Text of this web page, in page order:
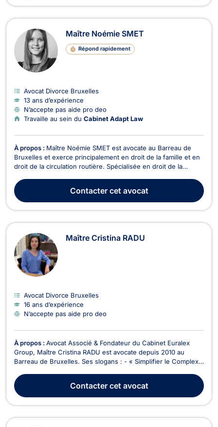
Maître Noémie SMET
Répond rapidement
Avocat Divorce Bruxelles
13 ans d’expérience
N’accepte pas aide pro deo
Travaille au sein du Cabinet Adapt Law
À propos : Maître Noémie SMET est avocate au Barreau de
Bruxelles et exerce principalement en droit de la famille et en
droit de la circulation routière. Spécialisée en droit de la
affaires relatives au divorce, à la séparation ainsi que leurs
conséquences et aspects patrimo...
Contactercet avocat
Maître Cristina RADU
Avocat Divorce Bruxelles
16 ans d’expérience
N’accepte pas aide pro deo
À propos : Avocat Associé & Fondateur du Cabinet Euralex
Group, Maître Cristina RADU est avocate depuis 2010 au
Barreau de Bruxelles. Ses slogans : - « Simplifier le Complexe
une importance primordiale au service à la Clientèle, et se
caractérise par une convivialité dans ...
Contactercet avocat